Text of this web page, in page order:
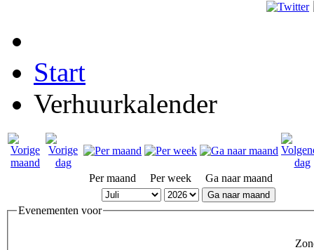
Start
Verhuurkalender
Per maand Per week Ga naar maand
Ga naar maand
Evenementen voor